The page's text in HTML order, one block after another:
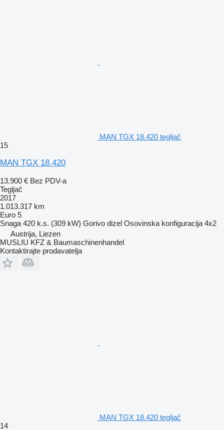
MAN TGX 18.420 tegljač
15
MAN TGX 18.420
13.900 € Bez PDV-a
Tegljač
2017
1.013.317 km
Euro 5
Snaga 420 k.s. (309 kW) Gorivo dizel Osovinska konfiguracija 4x2
Austrija, Liezen
MUSLIU KFZ & Baumaschinenhandel
Kontaktirajte prodavatelja
MAN TGX 18.420 tegljač
14